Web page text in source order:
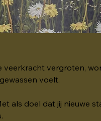
vergroten,
voelt.
als doel dat jij nieuwe